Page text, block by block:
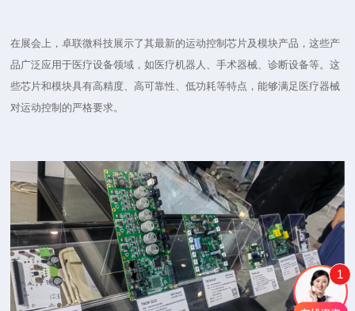
在展会上，卓联微科技展示了其最新的运动控制芯片及模块产品，这些产
品广泛应用于医疗设备领域，如医疗机器人、手术器械、诊断设备等。这
些芯片和模块具有高精度、高可靠性、低功耗等特点，能够满足医疗器械
对运动控制的严格要求。
1